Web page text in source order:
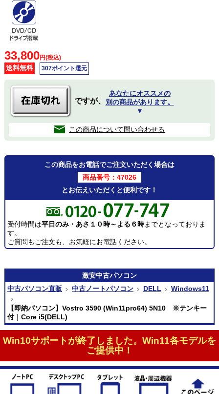
33,800円(税込)
送料無料 307ポイント還元
ですが、
あなたにオススメの
別の商品があります。
▼
この商品について問い合わせる
この商品をお電話でご注文いただく場合は
商品番号：47026
とお伝えいただくと便利です！
受付時間は平日のみ・あさ１０時～よる６時までとなっておりま
す。
ご質問もご注文も、お気軽にお電話ください。
激安中古パソコン
中古パソコン直販
中古ノートパソコン DELL Windows11
【即納パソコン】Vostro 3590 (Win11pro64) 5N10 ※テンキー
付｜Core i5(DELL)
Win10サポートが終了しました。Win11各モデルを
ご提供中！